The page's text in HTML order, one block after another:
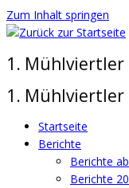
Zum Inhalt springen
1.
1.
Startseite
Berichte
Berichte
Berichte